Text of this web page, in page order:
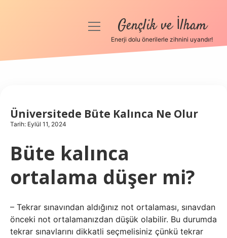
Anasayfa
Hakkımızda
menüyüGençlik ve İlham
Enerji dolu önerilerle zihnini uyandır!
Üniversitede Büte Kalınca Ne Olur
Tarih: Eylül 11, 2024
Büte kalınca
ortalama düşer mi?
– Tekrar sınavından aldığınız not ortalaması, sınavdan
önceki not ortalamanızdan düşük olabilir. Bu durumda
tekrar sınavlarını dikkatli seçmelisiniz çünkü tekrar